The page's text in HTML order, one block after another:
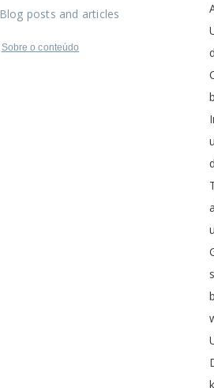
Blog posts and articles
Sobre o conteúdo